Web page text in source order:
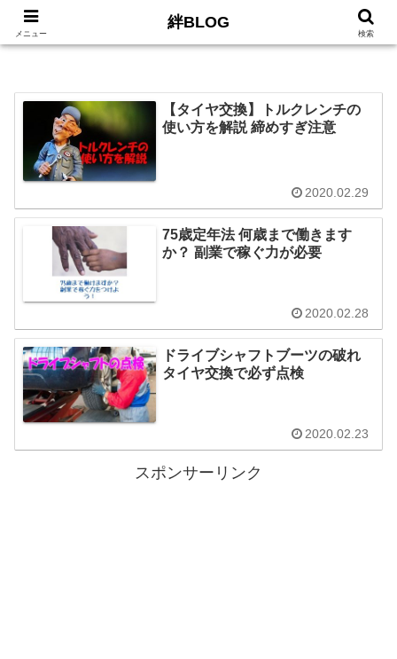
HOME サイトマ
【タイヤ交換】トルクレンチの
使い方を解説 締めすぎ注意
2020.02.29
75歳定年法 何歳まで働きます
か？ 副業で稼ぐ力が必要
2020.02.28
ドライブシャフトブーツの破れ
タイヤ交換で必ず点検
2020.02.23
スポンサーリンク
メニュー
絆BLOG
検索